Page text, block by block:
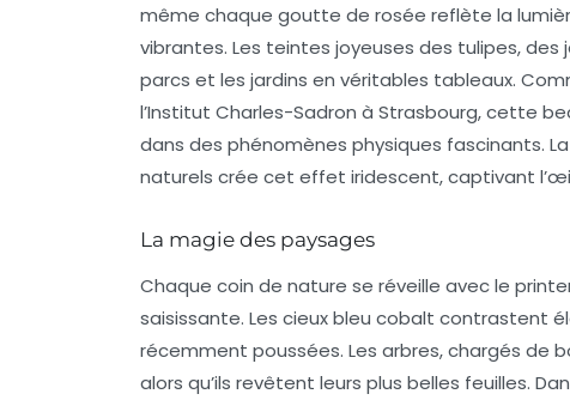
même chaque goutte de rosée reflète la
vibrantes. Les teintes joyeuses des tulipes, des
parcs et les jardins en véritables tableaux.
l’Institut Charles-Sadron à Strasbourg, cette
dans des phénomènes physiques fascinants.
naturels crée cet effet iridescent, captivant
La magie des paysages
Chaque coin de nature se réveille avec le
saisissante. Les cieux bleu cobalt contrastent
récemment poussées. Les arbres, chargés
alors qu’ils revêtent leurs plus belles feuilles.